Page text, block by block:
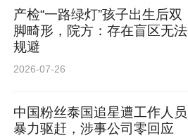
产检“一路绿灯”孩子出生后双
脚畸形，院方：存在盲区无法
规避
2026-07-26
中国粉丝泰国追星遭工作人员
暴力驱赶，涉事公司零回应